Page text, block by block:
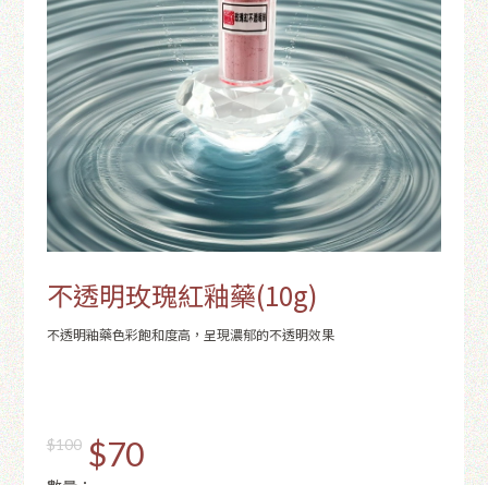
不透明玫瑰紅釉藥(10g)
不透明釉藥色彩飽和度高，呈現濃郁的不透明效果
$100 $70